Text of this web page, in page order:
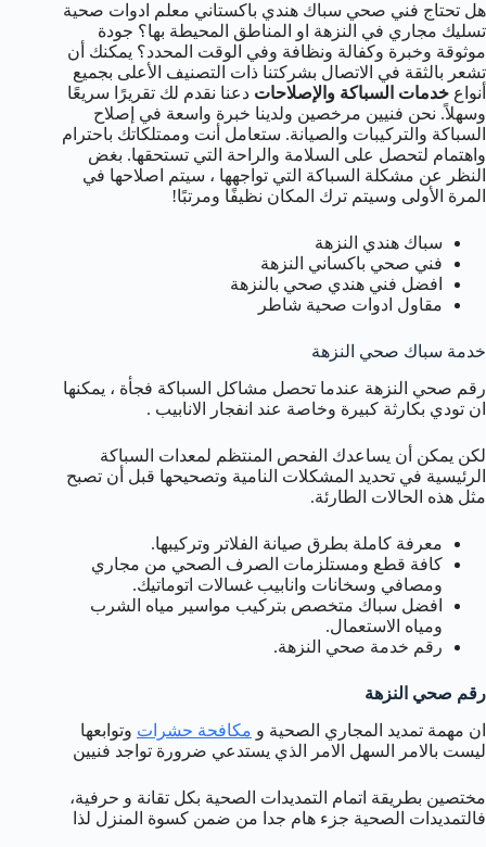
هل تحتاج فني صحي سباك هندي باكستاني معلم ادوات صحية
تسليك مجاري في النزهة او المناطق المحيطة بها؟ جودة
موثوقة وخبرة وكفالة ونظافة وفي الوقت المحدد؟ يمكنك أن
تشعر بالثقة في الاتصال بشركتنا ذات التصنيف الأعلى بجميع
أنواع خدمات السباكة والإصلاحات دعنا نقدم لك تقريرًا سريعًا
وسهلاً. نحن فنيين مرخصين ولدينا خبرة واسعة في إصلاح
السباكة والتركيبات والصيانة. ستعامل أنت وممتلكاتك باحترام
واهتمام لتحصل على السلامة والراحة التي تستحقها. بغض
النظر عن مشكلة السباكة التي تواجهها ، سيتم اصلاحها في
المرة الأولى وسيتم ترك المكان نظيفًا ومرتبًا!
سباك هندي النزهة
فني صحي باكساني النزهة
افضل فني هندي صحي بالنزهة
مقاول ادوات صحية شاطر
خدمة سباك صحي النزهة
رقم صحي النزهة عندما تحصل مشاكل السباكة فجأة ، يمكنها
ان تودي بكارثة كبيرة وخاصة عند انفجار الانابيب .
لكن يمكن أن يساعدك الفحص المنتظم لمعدات السباكة
الرئيسية في تحديد المشكلات النامية وتصحيحها قبل أن تصبح
مثل هذه الحالات الطارئة.
معرفة كاملة بطرق صيانة الفلاتر وتركيبها.
كافة قطع ومستلزمات الصرف الصحي من مجاري
ومصافي وسخانات وانابيب غسالات اتوماتيك.
افضل سباك متخصص بتركيب مواسير مياه الشرب
ومياه الاستعمال.
رقم خدمة صحي النزهة.
رقم صحي النزهة
ان مهمة تمديد المجاري الصحية و مكافحة حشرات وتوابعها
ليست بالامر السهل الامر الذي يستدعي ضرورة تواجد فنيين
مختصين بطريقة اتمام التمديدات الصحية بكل تقانة و حرفية،
فالتمديدات الصحية جزء هام جدا من ضمن كسوة المنزل لذا